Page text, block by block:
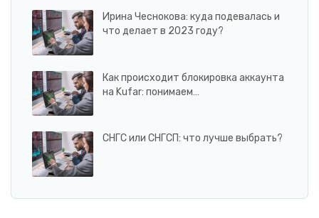
Ирина Чеснокова: куда подевалась и
что делает в 2023 году?
Как происходит блокировка аккаунта
на Kufar: понимаем…
СНГС или СНГСП: что лучше выбрать?